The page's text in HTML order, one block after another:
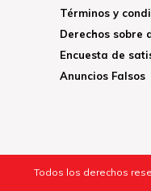
Términos y
Derechos sobre
Encuesta de
Anuncios Falsos
Todos los derechos